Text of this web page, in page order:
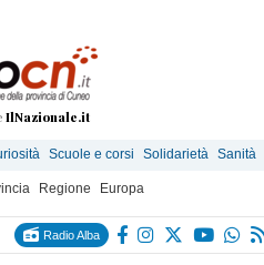
IlNazionale.it
Scuole e corsi Solidarietà Sanità
Regione Europa
Radio Alba